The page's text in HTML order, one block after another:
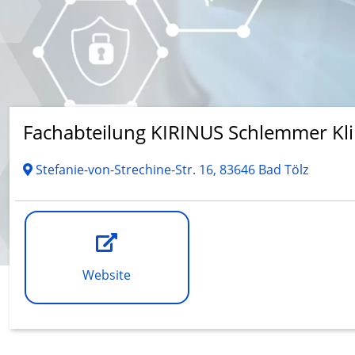
Fachabteilung KIRINUS Schlemmer
Stefanie-von-Strechine-Str. 16, 83646 Bad Tölz
Website